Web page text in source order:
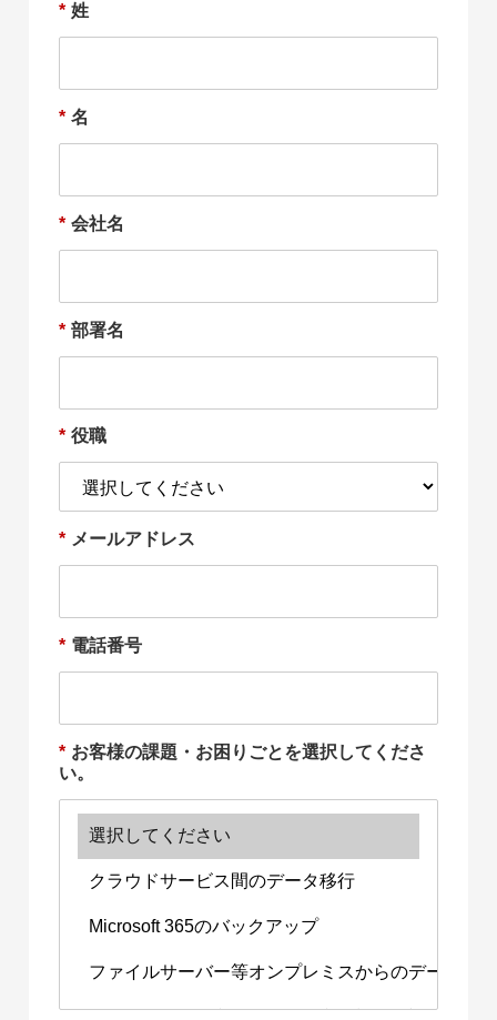
* 姓
* 名
* 会社名
* 部署名
* 役職
* メールアドレス
* 電話番号
* お客様の課題・お困りごとを選択してくださ
い。